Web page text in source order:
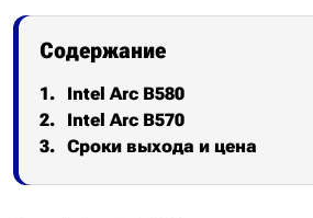
Содержание
Intel Arc B580
Intel Arc B570
Сроки выхода и цена